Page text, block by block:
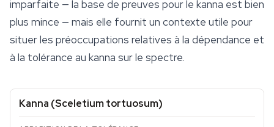
imparfaite — la base de preuves pour le kanna est bien
plus mince — mais elle fournit un contexte utile pour
situer les préoccupations relatives à la dépendance et
à la tolérance au kanna sur le spectre.
Kanna (Sceletium tortuosum)